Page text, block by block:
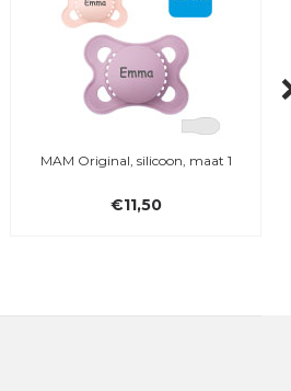
MAM Original, silicoon, maat 1
€11,50